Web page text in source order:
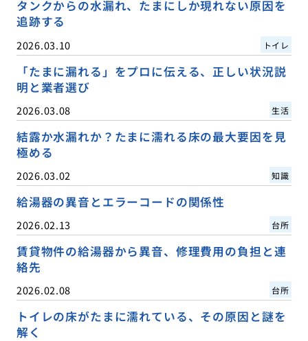
タンクからの水漏れ、たまにしか現れない原因を
追跡する
2026.03.10 トイレ
「たまに漏れる」をプロに伝える、正しい状況説
明と業者選び
2026.03.08 生活
結露か水漏れか？たまに濡れる床の最大要因を見
極める
2026.03.02 知識
給湯器の異音とエラーコードの関係性
2026.02.13 台所
賃貸物件の給湯器から異音、修理費用の負担と連
絡先
2026.02.08 台所
トイレの床がたまに濡れている、その原因と謎を
解く